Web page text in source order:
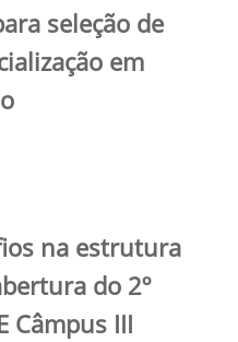
seleção de
em
na estrutura
do 2º
Câmpus III